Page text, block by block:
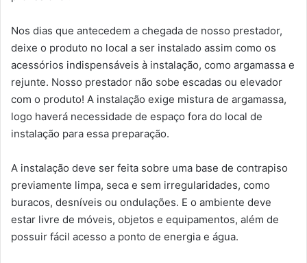
Nos dias que antecedem a chegada de nosso prestador,
deixe o produto no local a ser instalado assim como os
acessórios indispensáveis à instalação, como argamassa e
rejunte. Nosso prestador não sobe escadas ou elevador
com o produto! A instalação exige mistura de argamassa,
logo haverá necessidade de espaço fora do local de
instalação para essa preparação.
A instalação deve ser feita sobre uma base de contrapiso
previamente limpa, seca e sem irregularidades, como
buracos, desníveis ou ondulações. E o ambiente deve
estar livre de móveis, objetos e equipamentos, além de
possuir fácil acesso a ponto de energia e água.